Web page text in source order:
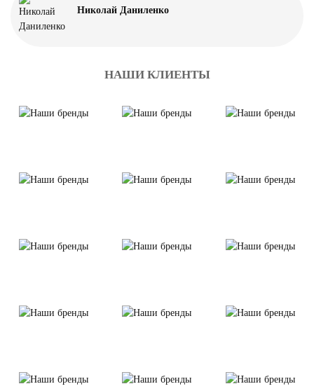
Николай Даниленко
НАШИ КЛИЕНТЫ